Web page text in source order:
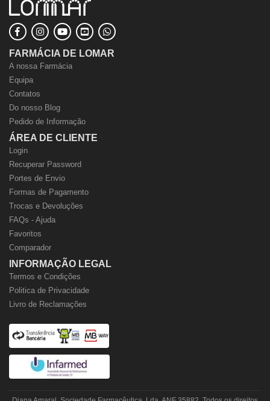
FARMÁCIA DE LOMAR
A nossa Farmácia
Equipa
Contatos
Do nosso Blog
Pedido de Informação
ÁREA DE CLIENTE
Login
Recuperar Password
Portes de Envio
Formas de Pagamento
Trocas e Devoluções
FAQs - Ajuda
Favoritos
Comparador
INFORMAÇÃO LEGAL
Termos e Condições
Politica de Privacidade
Livro de Reclamações